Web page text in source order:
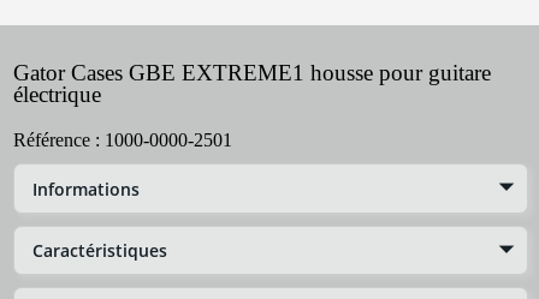
Gator Cases GBE EXTREME1 housse pour guitare
électrique
Référence : 1000-0000-2501
Informations
Caractéristiques